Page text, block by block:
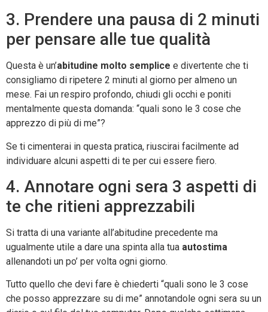
3. Prendere una pausa di 2 minuti
per pensare alle tue qualità
Questa è un’abitudine molto semplice e divertente che ti
consigliamo di ripetere 2 minuti al giorno per almeno un
mese. Fai un respiro profondo, chiudi gli occhi e poniti
mentalmente questa domanda: “quali sono le 3 cose che
apprezzo di più di me”?
Se ti cimenterai in questa pratica, riuscirai facilmente ad
individuare alcuni aspetti di te per cui essere fiero.
4. Annotare ogni sera 3 aspetti di
te che ritieni apprezzabili
Si tratta di una variante all’abitudine precedente ma
ugualmente utile a dare una spinta alla tua autostima
allenandoti un po’ per volta ogni giorno.
Tutto quello che devi fare è chiederti “quali sono le 3 cose
che posso apprezzare su di me” annotandole ogni sera su un